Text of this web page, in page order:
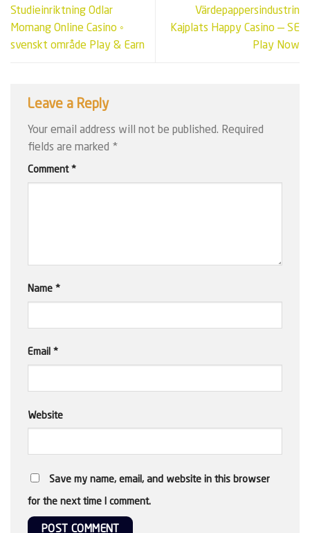
Studieinriktning Odlar
Momang Online Casino ◦
svenskt område Play & Earn
Värdepappersindustrin
Kajplats Happy Casino — SE
Play Now
Leave a Reply
Your email address will not be published. Required
fields are marked *
Comment *
Name *
Email *
Website
Save my name, email, and website in this browser
for the next time I comment.